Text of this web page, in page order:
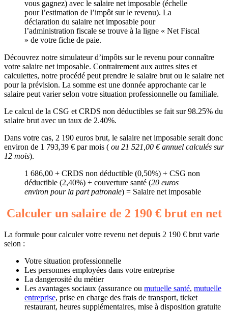
vous gagnez) avec le salaire net imposable (échelle
pour l’estimation de l’impôt sur le revenu). La
déclaration du salaire net imposable pour
l’administration fiscale se trouve à la ligne « Net Fiscal
» de votre fiche de paie.
Découvrez notre simulateur d’impôts sur le revenu pour connaître
votre salaire net imposable. Contrairement aux autres sites et
calculettes, notre procédé peut prendre le salaire brut ou le salaire net
pour la prévision. La somme est une donnée approchante car le
salaire peut varier selon votre situation professionnelle ou familiale.
Le calcul de la CSG et CRDS non déductibles se fait sur 98.25% du
salaire brut avec un taux de 2.40%.
Dans votre cas, 2 190 euros brut, le salaire net imposable serait donc
environ de 1 793,39 € par mois ( ou 21 521,00 € annuel calculés sur
12 mois).
1 686,00 + CRDS non déductible (0,50%) + CSG non
déductible (2,40%) + couverture santé (20 euros
environ pour la part patronale) = Salaire net imposable
Calculer un salaire de 2 190 € brut en net
La formule pour calculer votre revenu net depuis 2 190 € brut varie
selon :
Votre situation professionnelle
Les personnes employées dans votre entreprise
La dangerosité du métier
Les avantages sociaux (assurance ou mutuelle santé, mutuelle
entreprise, prise en charge des frais de transport, ticket
restaurant, heures supplémentaires, mise à disposition gratuite